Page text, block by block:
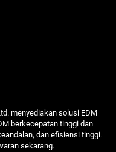
menyediakan solusi EDM
berkecepatan tinggi dan
dan efisiensi tinggi.
sekarang.